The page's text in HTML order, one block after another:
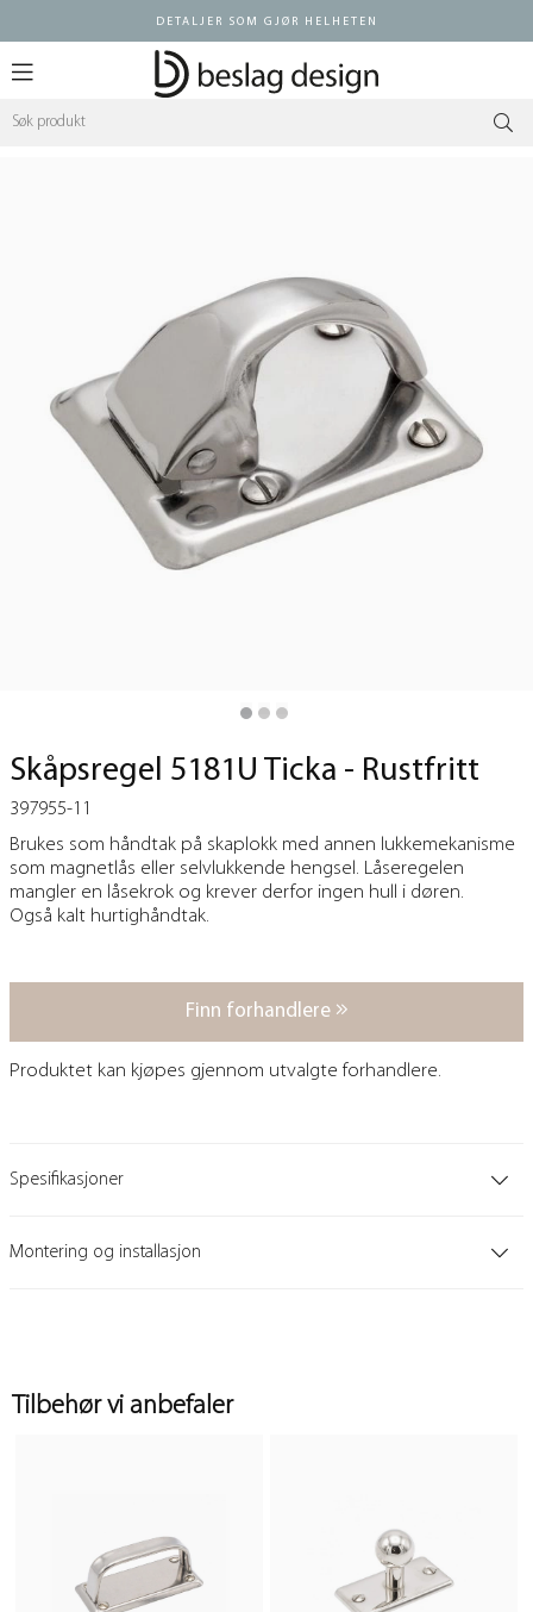
DETALJER SOM GJØR HELHETEN
Skåpsregel 5181U Ticka - Rustfritt
397955-11
Brukes som håndtak på skaplokk med annen lukkemekanisme
som magnetlås eller selvlukkende hengsel. Låseregelen
mangler en låsekrok og krever derfor ingen hull i døren.
Også kalt hurtighåndtak.
Finn forhandlere
Produktet kan kjøpes gjennom utvalgte forhandlere.
Spesifikasjoner
Montering og installasjon
Tilbehør vi anbefaler